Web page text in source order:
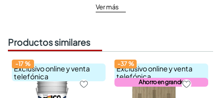
Ver más
Productos similares
Exclusivo online y venta
telefónica
-17%
Exclusivo online y venta
telefónica
Ahorro en grande
-37%